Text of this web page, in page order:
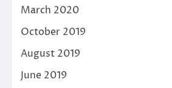
March 2020
October 2019
August 2019
June 2019